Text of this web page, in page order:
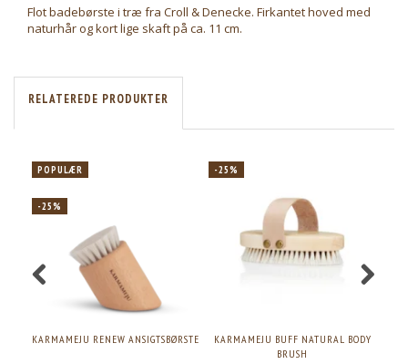
Flot badebørste i træ fra Croll & Denecke. Firkantet hoved med
naturhår og kort lige skaft på ca. 11 cm.
RELATEREDE PRODUKTER
POPULÆR
-25%
KARMAMEJU RENEW ANSIGTSBØRSTE
-25%
KARMAMEJU BUFF NATURAL BODY
BRUSH